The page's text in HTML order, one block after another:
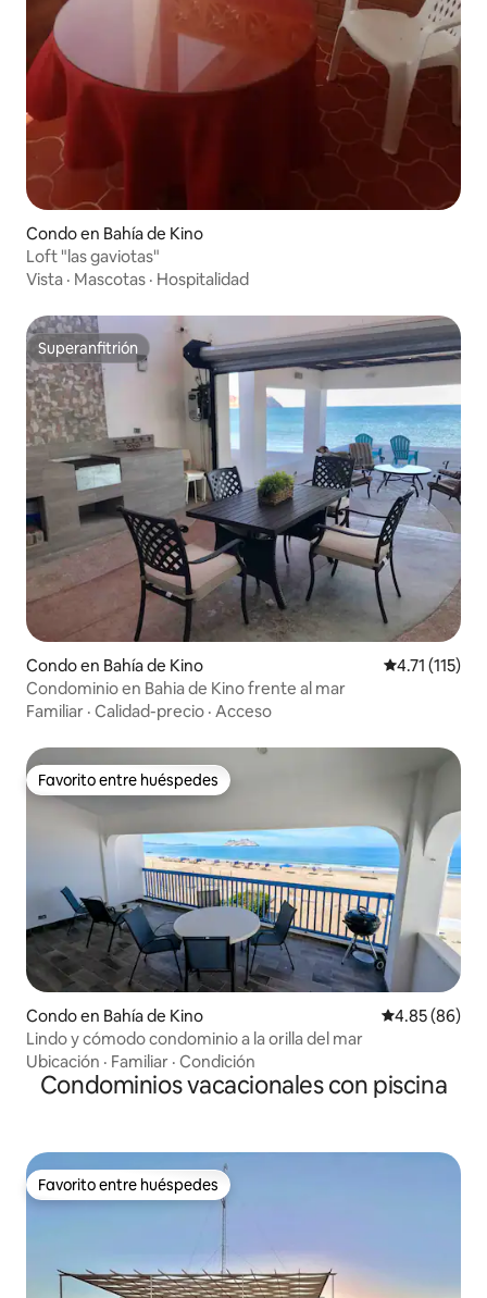
Condo en Bahía de Kino
Loft "las gaviotas"
Vista · Mascotas · Hospitalidad
Superanfitrión
Superanfitrión
Condo en Bahía de Kino Calificación
4.71 (115)
Condominio en Bahia de Kino frente al mar
Familiar · Calidad-precio · Acceso
Favorito entre huéspedes
Favorito entre huéspedes
Condo en Bahía de Kino Calificación
4.85 (86)
Lindo y cómodo condominio a la orilla del mar
Ubicación · Familiar · Condición
Condominios vacacionales con piscina
Favorito entre huéspedes
Favorito entre huéspedes